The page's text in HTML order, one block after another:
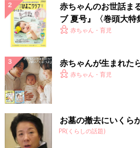
赤ちゃんのお世話ま
ブ 夏号』〈巻頭大
く！ おっぱい・ミル
赤ちゃん・育児
赤ちゃんが生まれた
赤ちゃん・育児
お墓の撤去にいくら
PR(くらしの話題)